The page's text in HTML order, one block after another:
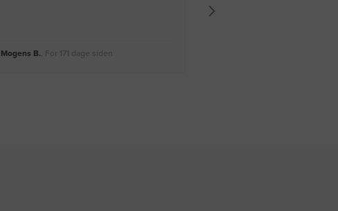
Mogens B., For 171 dage siden